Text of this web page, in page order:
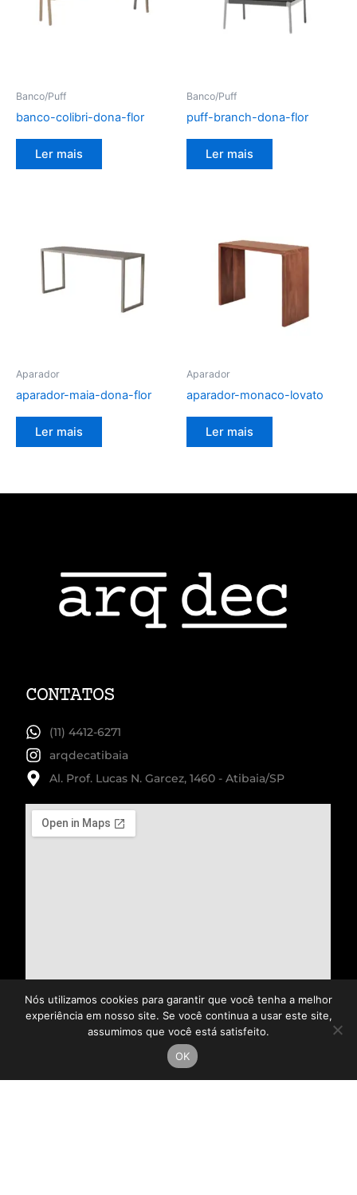
Banco/Puff
banco-colibri-dona-flor
Ler mais
Banco/Puff
puff-branch-dona-flor
Ler mais
Aparador
aparador-maia-dona-flor
Ler mais
Aparador
aparador-monaco-lovato
Ler mais
CONTATOS
(11) 4412-6271
arqdecatibaia
Al. Prof. Lucas N. Garcez, 1460 - Atibaia/SP
Nós utilizamos cookies para garantir que você tenha a melhor
experiência em nosso site. Se você continua a usar este site,
assumimos que você está satisfeito.
OK